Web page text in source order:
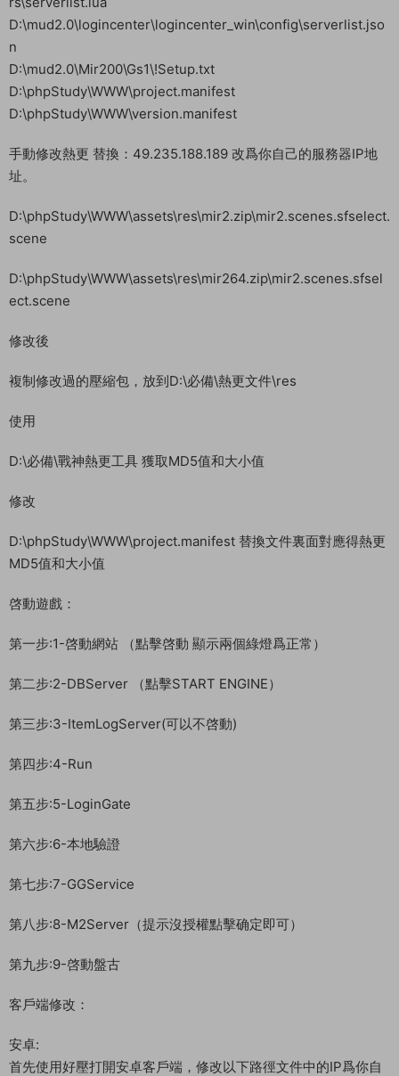
D:\mud2.0\logincenter\logincenter_win\config\serverlist.jso
n
D:\mud2.0\Mir200\Gs1\!Setup.txt
D:\phpStudy\WWW\project.manifest
D:\phpStudy\WWW\version.manifest
手動修改熱更 替換：49.235.188.189 改爲你自己的服務器IP地
址。
D:\phpStudy\WWW\assets\res\mir2.zip\mir2.scenes.sfselect.
scene
D:\phpStudy\WWW\assets\res\mir264.zip\mir2.scenes.sfsel
ect.scene
修改後
複制修改過的壓縮包，放到D:\必備\熱更文件\res
使用
D:\必備\戰神熱更工具 獲取MD5值和大小值
修改
D:\phpStudy\WWW\project.manifest 替換文件裏面對應得熱更
MD5值和大小值
啓動遊戲：
第一步:1-啓動網站 （點擊啓動 顯示兩個綠燈爲正常）
第二步:2-DBServer （點擊START ENGINE）
第三步:3-ItemLogServer(可以不啓動)
第四步:4-Run
第五步:5-LoginGate
第六步:6-本地驗證
第七步:7-GGService
第八步:8-M2Server（提示沒授權點擊确定即可）
第九步:9-啓動盤古
客戶端修改：
安卓:
首先使用好壓打開安卓客戶端，修改以下路徑文件中的IP爲你自